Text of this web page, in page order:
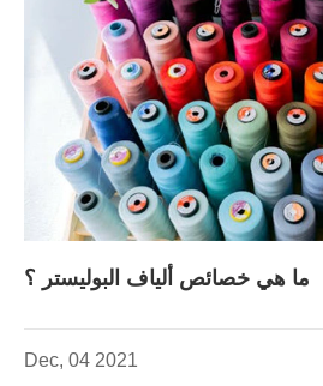
ما هي خصائص ألياف البوليستر ؟
Dec, 04 2021